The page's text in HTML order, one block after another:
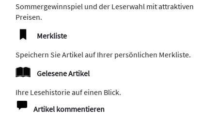
Sommergewinnspiel und der Leserwahl mit attraktiven
Preisen.
Merkliste
Speichern Sie Artikel auf Ihrer persönlichen Merkliste.
Gelesene Artikel
Ihre Lesehistorie auf einen Blick.
Artikel kommentieren